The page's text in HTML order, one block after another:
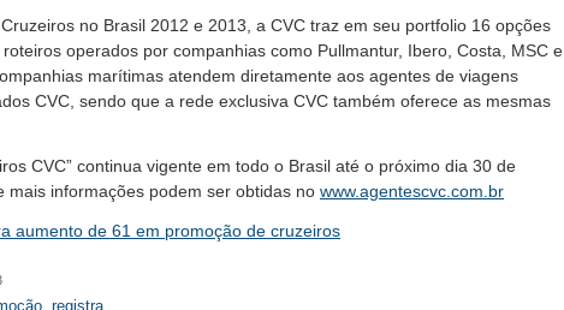
no Brasil 2012 e 2013, a CVC traz em seu portfolio 16 opções
operados por companhias como Pullmantur, Ibero, Costa, MSC e
marítimas atendem diretamente aos agentes de viagens
CVC, sendo que a rede exclusiva CVC também oferece as mesmas
CVC” continua vigente em todo o Brasil até o próximo dia 30 de
mais informações podem ser obtidas no www.agentescvc.com.br
aumento de 61 em promoção de cruzeiros
registra